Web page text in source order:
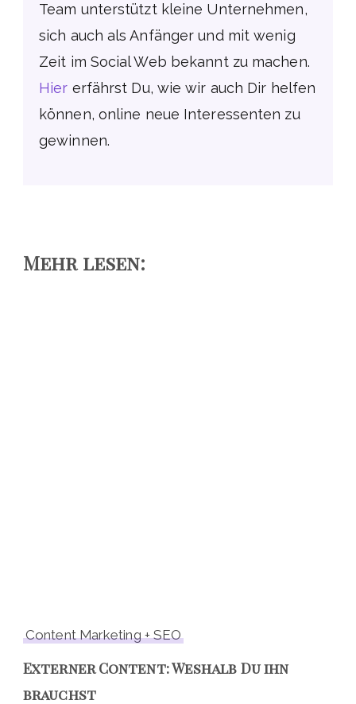
Team unterstützt kleine Unternehmen,
sich auch als Anfänger und mit wenig
Zeit im Social Web bekannt zu machen.
Hier erfährst Du, wie wir auch Dir helfen
können, online neue Interessenten zu
gewinnen.
Mehr lesen:
Content Marketing + SEO
Externer Content: Weshalb Du ihn
brauchst